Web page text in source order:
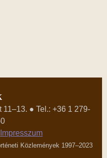
11–13. ● Tel.: +36 1 279-
Impresszum
Közlemények 1997–2023